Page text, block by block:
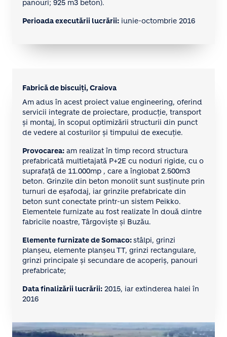
panouri; 925 m3 beton).
Perioada executării lucrării: iunie-octombrie 2016
Fabrică de biscuiţi, Craiova
Am adus în acest proiect value engineering, oferind
servicii integrate de proiectare, producție, transport
şi montaj, în scopul optimizării structurii din punct
de vedere al costurilor şi timpului de execuție.
Provocarea: am realizat în timp record structura
prefabricată multietajată P+2E cu noduri rigide, cu o
suprafaţă de 11.000mp , care a înglobat 2.500m3
beton. Grinzile din beton monolit sunt susţinute prin
turnuri de eşafodaj, iar grinzile prefabricate din
beton sunt conectate printr-un sistem Peikko.
Elementele furnizate au fost realizate în două dintre
fabricile noastre, Târgovişte şi Buzău.
Elemente furnizate de Somaco:stâlpi, grinzi
planşeu, elemente planşeu TT, grinzi rectangulare,
grinzi principale şi secundare de acoperiş, panouri
prefabricate;
Data finalizării lucrării: 2015, iar extinderea halei în
2016